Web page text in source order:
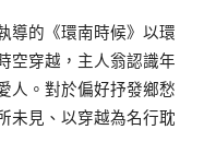
導的《環南時候》以環
空穿越，主人翁認識年
人。對於偏好抒發鄉愁
未見、以穿越為名行耽